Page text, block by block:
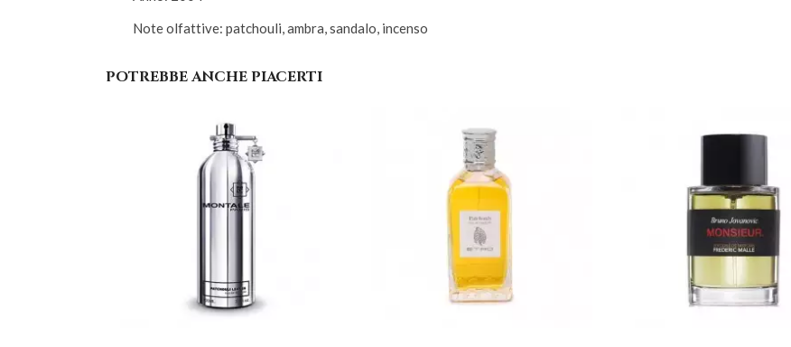
Note olfattive: patchouli, ambra, sandalo, incenso
POTREBBE ANCHE PIACERTI